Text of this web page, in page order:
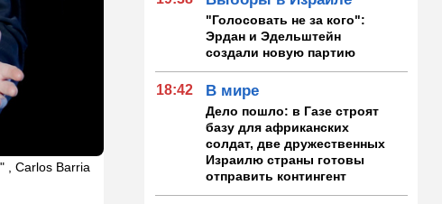
, Carlos Barria
"Голосовать не за кого":
Эрдан и Эдельштейн
создали новую партию
18:42 В мире
Дело пошло: в Газе строят
базу для африканских
солдат, две дружественных
Израилю страны готовы
отправить контингент